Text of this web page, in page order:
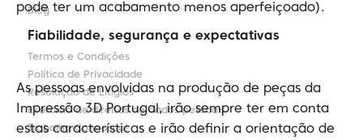
pode ter um acabamento menos aperfeiçoado).
As pessoas envolvidas na produção de peças da
Impressão 3D Portugal, irão sempre ter em conta
estas características e irão definir a orientação de
Blog
Fiabilidade, segurança e expectativas
Termos e Condições
Política de Privacidade
Resolução de Litígios
Exercício de direitos de dados pessoais
Trabalha Connosco!